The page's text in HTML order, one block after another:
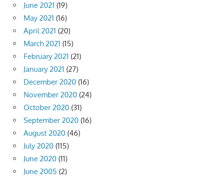
June 2021 (19)
May 2021 (16)
April 2021 (20)
March 2021 (15)
February 2021 (21)
January 2021 (27)
December 2020 (16)
November 2020 (24)
October 2020 (31)
September 2020 (16)
August 2020 (46)
July 2020 (115)
June 2020 (11)
June 2005 (2)